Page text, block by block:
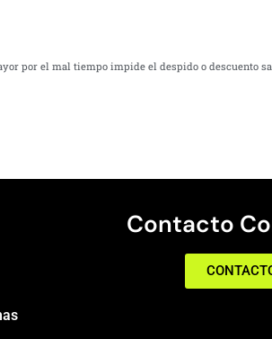
Contacto